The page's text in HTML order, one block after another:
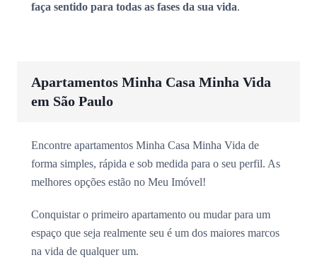
faça sentido para todas as fases da sua vida.
Apartamentos Minha Casa Minha Vida
em São Paulo
Encontre apartamentos Minha Casa Minha Vida de
forma simples, rápida e sob medida para o seu perfil. As
melhores opções estão no Meu Imóvel!
Conquistar o primeiro apartamento ou mudar para um
espaço que seja realmente seu é um dos maiores marcos
na vida de qualquer um.